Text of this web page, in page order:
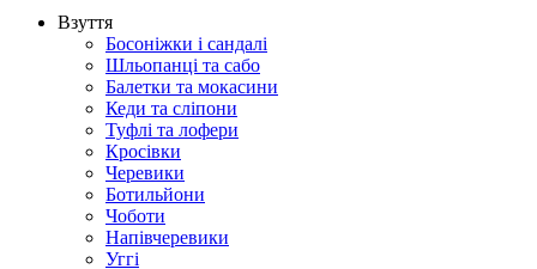
Взуття
Босоніжки і сандалі
Шльопанці та сабо
Балетки та мокасини
Кеди та сліпони
Туфлі та лофери
Кросівки
Черевики
Ботильйони
Чоботи
Напівчеревики
Уггі